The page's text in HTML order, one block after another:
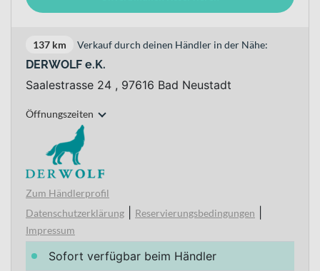
137 km Verkauf durch deinen Händler in der Nähe:
DERWOLF e.K.
Saalestrasse 24 , 97616 Bad Neustadt
Öffnungszeiten
Zum Händlerprofil
Datenschutzerklärung
Reservierungsbedingungen
Impressum
Sofort verfügbar beim Händler